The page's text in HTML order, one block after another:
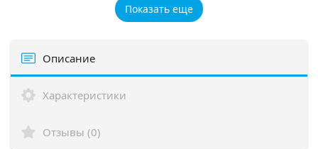
Показать еще
Описание
Характеристики
Отзывы (0)